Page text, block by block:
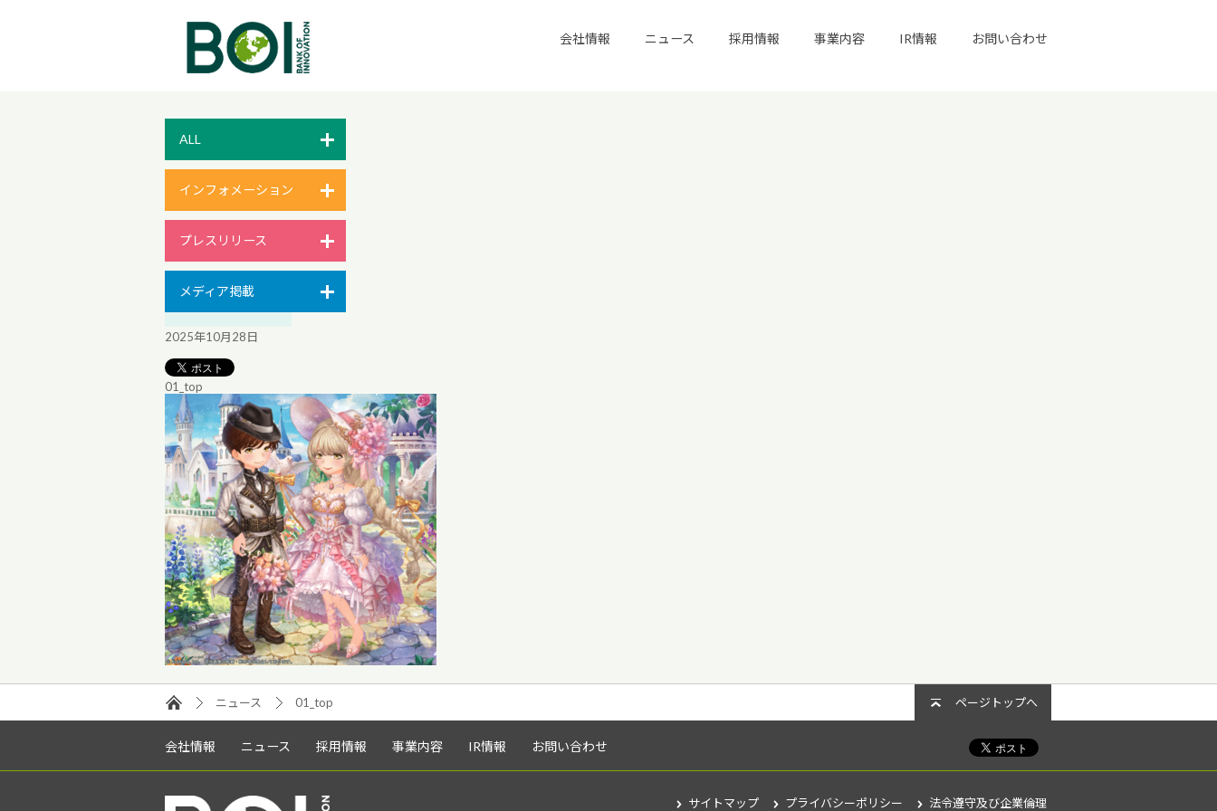
会社情報 ニュース 採用情報 事業内容 IR情報 お問い合わせ
ALL
インフォメーション
プレスリリース
メディア掲載
2025年10月28日
01_top
ニュース 01_top ページトップへ
会社情報 ニュース 採用情報 事業内容 IR情報 お問い合わせ
サイトマップ プライバシーポリシー 法令遵守及び企業倫理